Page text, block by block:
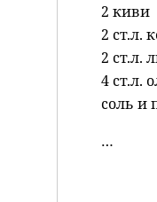
2 киви
2 ст.л.
2 ст.л.
4 ст.л.
соль и
…